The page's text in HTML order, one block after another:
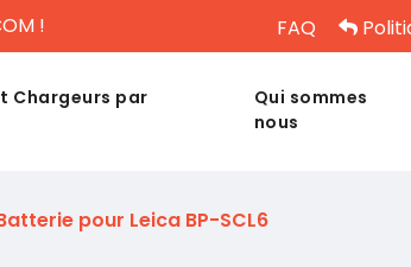
! FAQ
Chargeurs par
Qui sommes
nous
pour Leica BP-SCL6